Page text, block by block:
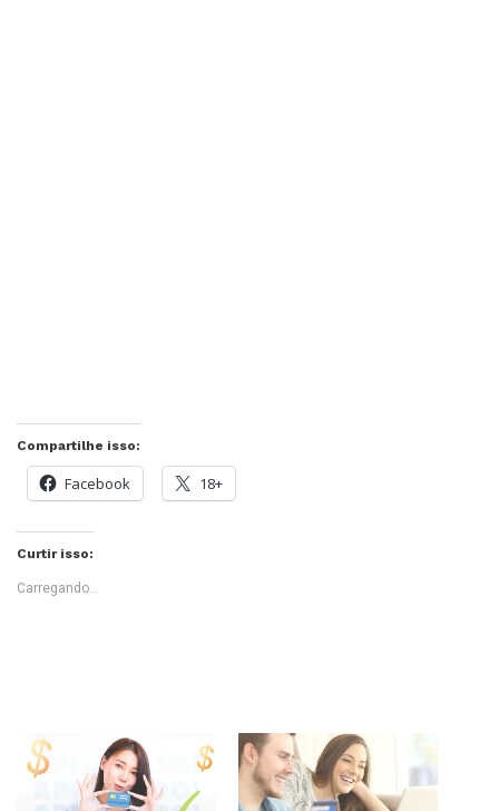
Compartilhe isso:
Facebook 18+
Curtir isso:
Carregando...